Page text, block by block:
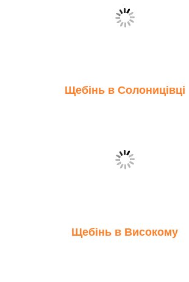
Щебінь в Солоницівці
Щебінь в Високому